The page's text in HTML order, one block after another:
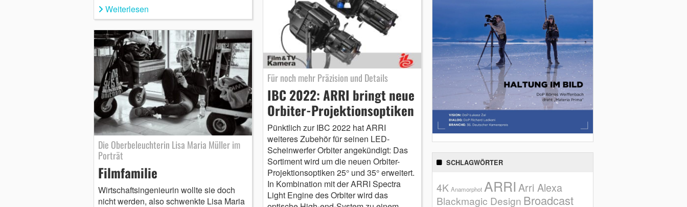
Weiterlesen
Die Oberbeleuchterin Lisa Maria Müller im
Porträt
Filmfamilie
Wirtschaftsingenieurin wollte sie doch
nicht werden, also schwenkte Lisa Maria
Für noch mehr Präzision und Details
IBC 2022: ARRI bringt neue
Orbiter-Projektionsoptiken
Pünktlich zur IBC 2022 hat ARRI
weiteres Zubehör für seinen LED-
Scheinwerfer Orbiter angekündigt: Das
Sortiment wird um die neuen Orbiter-
Projektionsoptiken 25° und 35° erweitert.
In Kombination mit der ARRI Spectra
Light Engine des Orbiter wird das
SCHLAGWÖRTER
4K Anamorphot ARRI Arri Alexa
Blackmagic Design Broadcast